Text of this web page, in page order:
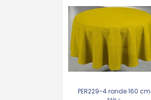
PER229-4 ronde 160 cm